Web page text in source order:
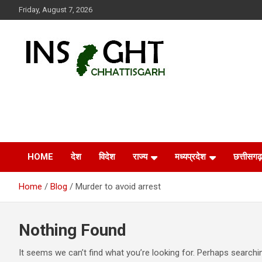
to
Friday, August 7, 2026
HOME देश विदेश राज्य मध्यप्रदेश छत्तीसगढ़
Home Blog Murder to avoid arrest
Nothing Found
It seems we can’t find what you’re looking for. Perhaps